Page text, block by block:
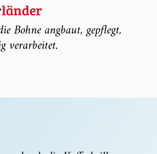
Bohne angbaut, gepflegt,
verarbeitet.